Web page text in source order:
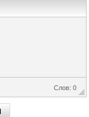
Слов: 0